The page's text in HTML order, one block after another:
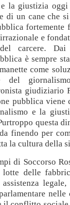
la giustizia oggi
di un cane che
fortemente
e
carcere.
è sempre
come
del
giudiziario
pubblica viene
e la
questa
finendo per
la cultura della
di Soccorso
lotte delle
legale,
nelle